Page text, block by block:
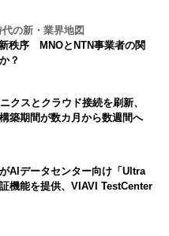
の新・業界地図
秩序 MNOとNTN事業者の関
？
クスとクラウド接続を刷新、
築期間が数カ月から数週間へ
AIデータセンター向け「Ultra
機能を提供、VIAVI TestCenter